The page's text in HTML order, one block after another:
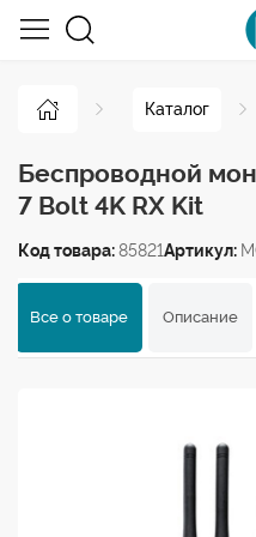
Каталог
Беспроводной
7 Bolt 4K RX Kit
Код товара:85821Артикул:
Все о товаре Описание